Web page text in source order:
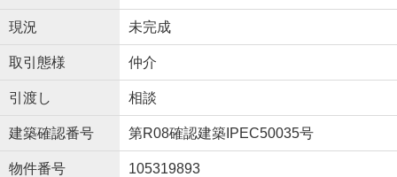
現況 未完成
取引態様 仲介
引渡し 相談
建築確認番号 第R08確認建築IPEC50035号
物件番号 105319893